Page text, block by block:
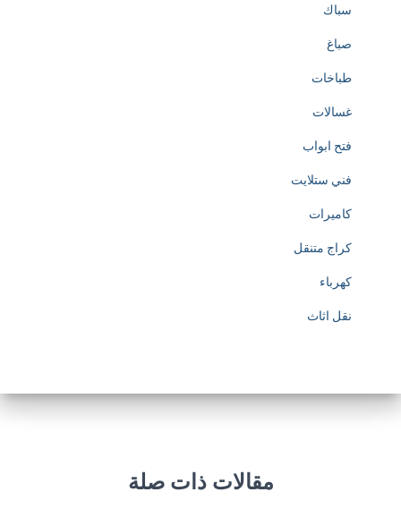
سباك
صباغ
طباخات
غسالات
فتح ابواب
فني ستلايت
كاميرات
كراج متنقل
كهرباء
نقل اثاث
مقالات ذات صلة